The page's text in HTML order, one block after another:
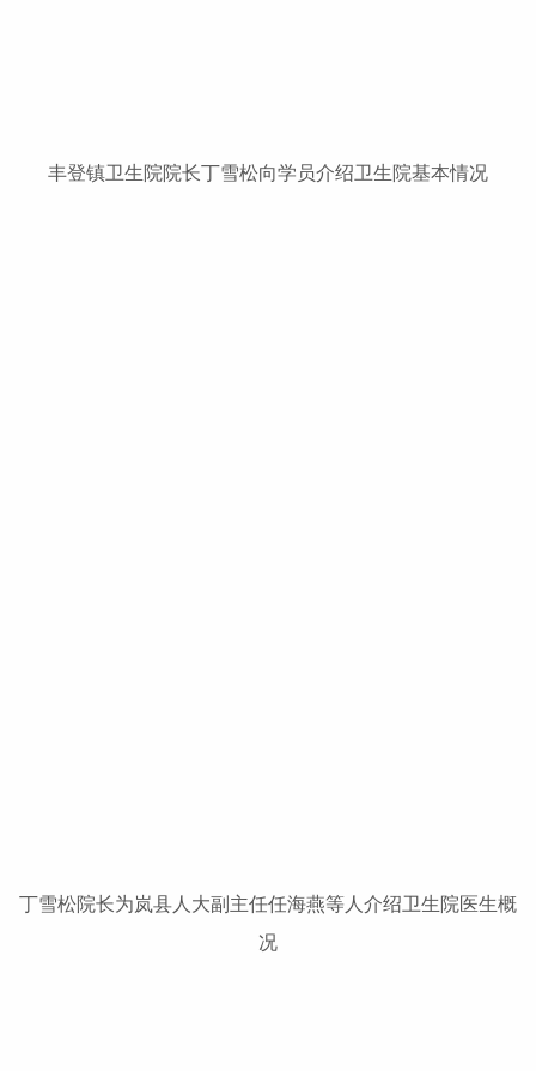
丰登镇卫生院院长丁雪松向学员介绍卫生院基本情况
丁雪松院长为岚县人大副主任任海燕等人介绍卫生院医生概
况